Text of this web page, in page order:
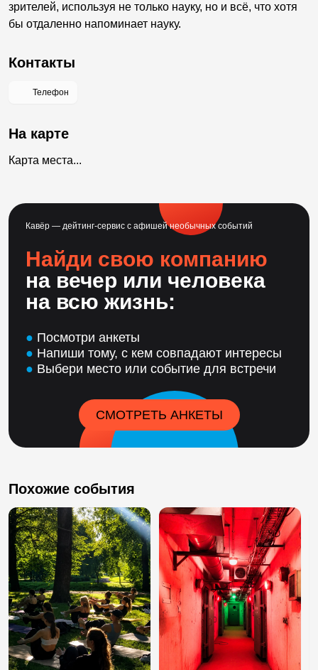
зрителей, используя не только науку, но и всё, что хотя
бы отдаленно напоминает науку.
Контакты
Телефон
На карте
Карта места...
Кавёр — дейтинг-сервис с афишей необычных событий
Найди свою компанию
на вечер или человека
на всю жизнь:
● Посмотри анкеты
● Напиши тому, с кем совпадают интересы
● Выбери место или событие для встречи
СМОТРЕТЬ АНКЕТЫ
Похожие события